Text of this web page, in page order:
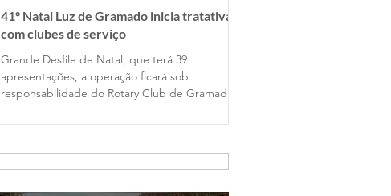
41º Natal Luz de Gramado inicia tratativas
com clubes de serviço
Grande Desfile de Natal, que terá 39
apresentações, a operação ficará sob
responsabilidade do Rotary Club de Gramado,
Amizade e Lions Clube. Já no Nativitaten, com